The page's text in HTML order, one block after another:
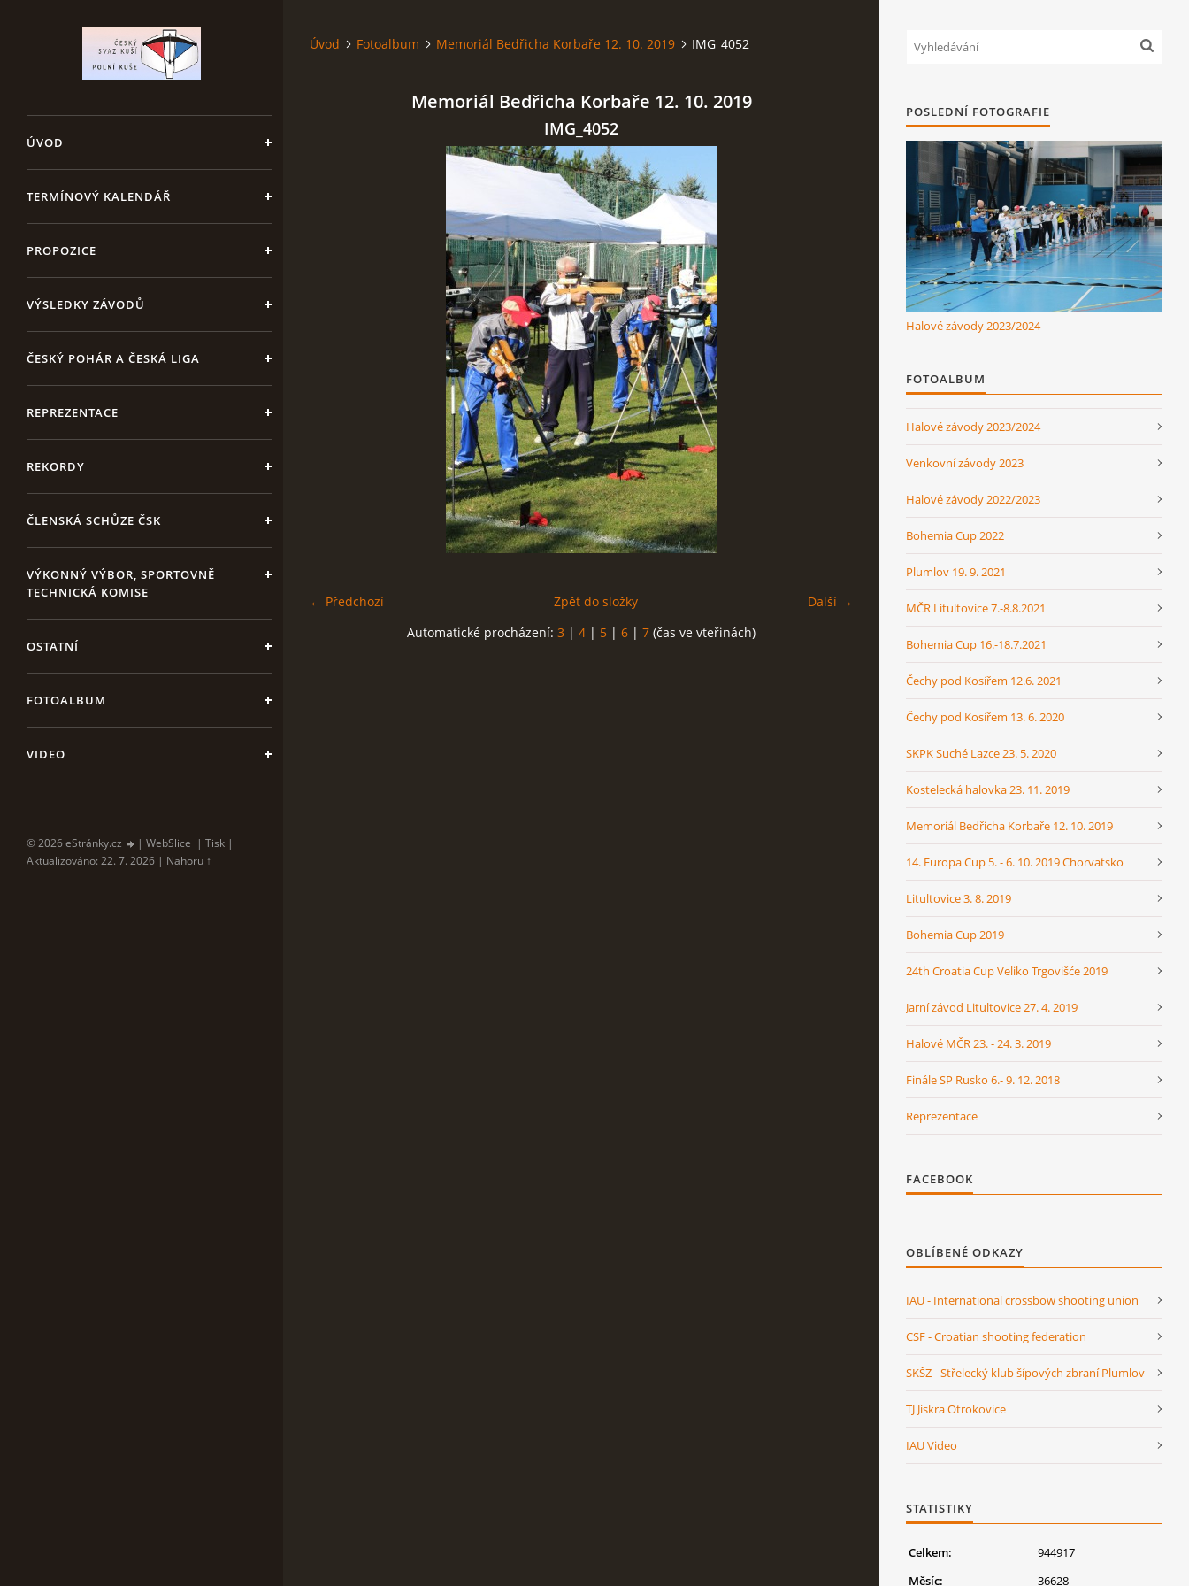
ÚVOD
TERMÍNOVÝ KALENDÁŘ
PROPOZICE
VÝSLEDKY ZÁVODŮ
ČESKÝ POHÁR A ČESKÁ LIGA
REPREZENTACE
REKORDY
ČLENSKÁ SCHŮZE ČSK
VÝKONNÝ VÝBOR, SPORTOVNĚ
TECHNICKÁ KOMISE
OSTATNÍ
FOTOALBUM
VIDEO
© 2026 eStránky.cz | WebSlice | Tisk |
Aktualizováno: 22. 7. 2026 | Nahoru ↑
Úvod Fotoalbum Memoriál Bedřicha Korbaře 12. 10. 2019 IMG_4052
Memoriál Bedřicha Korbaře 12. 10. 2019
IMG_4052
← Předchozí Další →
Zpět do složky
Automatické procházení: 3 | 4 | 5 | 6 | 7 (čas ve vteřinách)
POSLEDNÍ FOTOGRAFIE
Halové závody 2023/2024
FOTOALBUM
Halové závody 2023/2024
Venkovní závody 2023
Halové závody 2022/2023
Bohemia Cup 2022
Plumlov 19. 9. 2021
MČR Litultovice 7.-8.8.2021
Bohemia Cup 16.-18.7.2021
Čechy pod Kosířem 12.6. 2021
Čechy pod Kosířem 13. 6. 2020
SKPK Suché Lazce 23. 5. 2020
Kostelecká halovka 23. 11. 2019
Memoriál Bedřicha Korbaře 12. 10. 2019
14. Europa Cup 5. - 6. 10. 2019 Chorvatsko
Litultovice 3. 8. 2019
Bohemia Cup 2019
24th Croatia Cup Veliko Trgovišće 2019
Jarní závod Litultovice 27. 4. 2019
Halové MČR 23. - 24. 3. 2019
Finále SP Rusko 6.- 9. 12. 2018
Reprezentace
FACEBOOK
OBLÍBENÉ ODKAZY
IAU - International crossbow shooting union
CSF - Croatian shooting federation
SKŠZ - Střelecký klub šípových zbraní Plumlov
TJ Jiskra Otrokovice
IAU Video
STATISTIKY
Celkem:
944917
Měsíc:
36628